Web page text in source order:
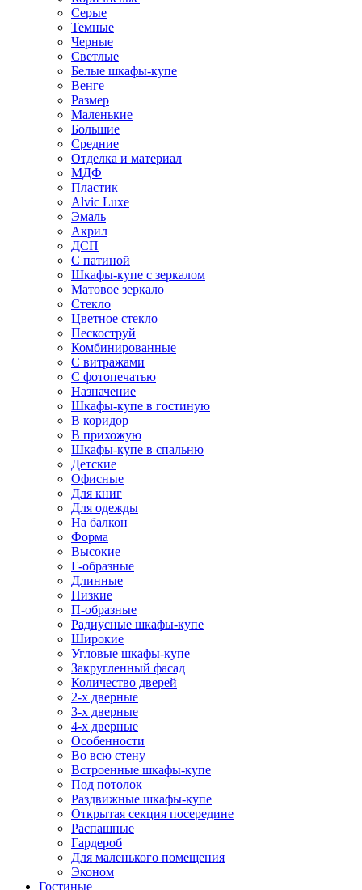
Серые
Темные
Черные
Светлые
Белые шкафы-купе
Венге
Размер
Маленькие
Большие
Средние
Отделка и материал
МДФ
Пластик
Alvic Luxe
Эмаль
Акрил
ДСП
С патиной
Шкафы-купе с зеркалом
Матовое зеркало
Стекло
Цветное стекло
Пескоструй
Комбинированные
С витражами
С фотопечатью
Назначение
Шкафы-купе в гостиную
В коридор
В прихожую
Шкафы-купе в спальню
Детские
Офисные
Для книг
Для одежды
На балкон
Форма
Высокие
Г-образные
Длинные
Низкие
П-образные
Радиусные шкафы-купе
Широкие
Угловые шкафы-купе
Закругленный фасад
Количество дверей
2-х дверные
3-х дверные
4-х дверные
Особенности
Во всю стену
Встроенные шкафы-купе
Под потолок
Раздвижные шкафы-купе
Открытая секция посередине
Распашные
Гардероб
Для маленького помещения
Эконом
Гостиные